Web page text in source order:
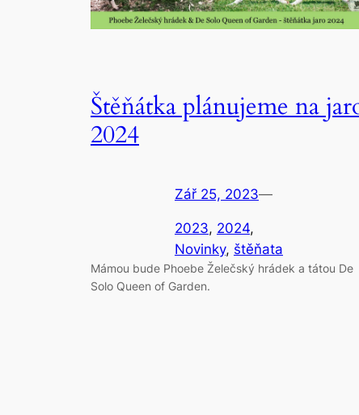
Štěňátka plánujeme na
2024
Zář 25, 2023—
2023, 2024
Novinky, štěňata
Mámou bude Phoebe Želečský hrádek a tátou De
Solo Queen of Garden.